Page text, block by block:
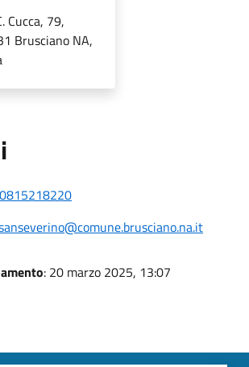
Cucca, 79,
Brusciano NA,
: 20 marzo 2025, 13:07